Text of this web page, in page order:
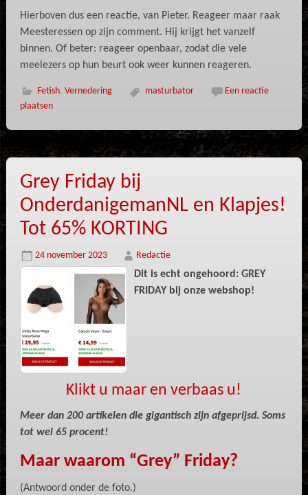
Hierboven dus een reactie, van Pieter. Reageer maar raak
Meesteressen op zijn comment. Hij krijgt het vanzelf
binnen. Of beter: reageer openbaar, zodat die vele
meelezers op hun beurt ook weer kunnen reageren.
Fetish, Vernedering masturbator
Een reactie
plaatsen
Grey Friday bij
OnderdanigemanNL en Klapjes!
Tot 65% KORTING
24 november 2023 Redactie
Dit is echt ongehoord: GREY
FRIDAY bij onze webshop!
Klikt u maar en verbaas u!
Meer dan 200 artikelen die gigantisch zijn afgeprijsd. Soms
tot wel 65 procent!
Maar waarom “Grey” Friday?
(Antwoord onder de foto.)